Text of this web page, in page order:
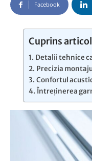
Facebook
Cuprins articol
​Detalii tehnice
​Precizia
​Confortul
​Întreținerea